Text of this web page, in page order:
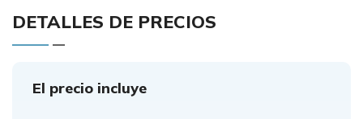
DETALLES DE PRECIOS
El precio incluye